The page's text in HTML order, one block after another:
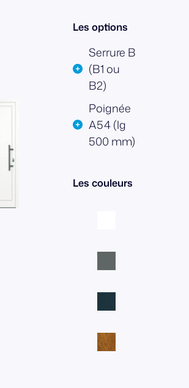
Les options
Serrure B
(B1 ou
B2)
Poignée
A54 (lg
500 mm)
Les couleurs